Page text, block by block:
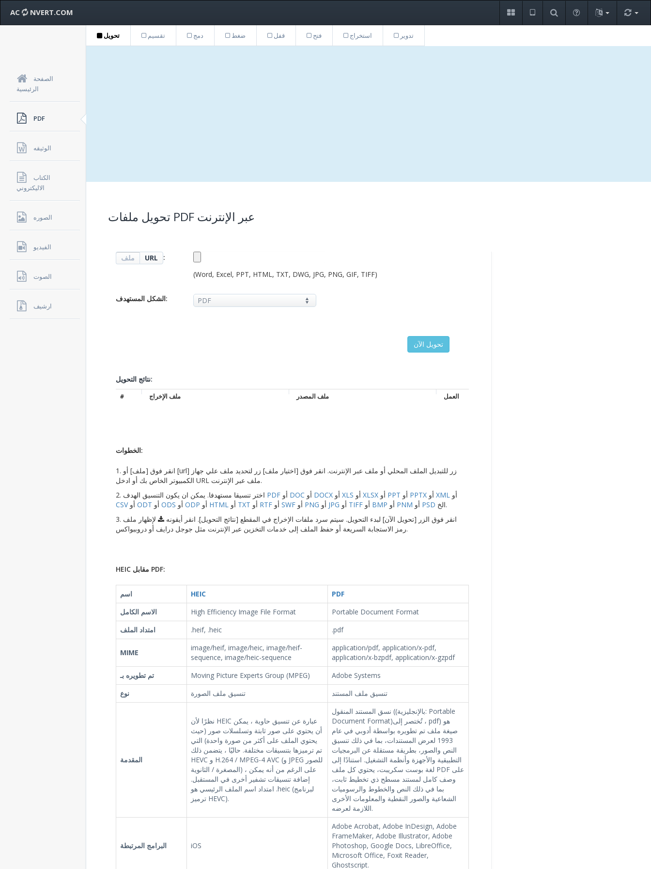
AC NVERT.COM
الصفحة
الرئيسية
PDF
الوثيقه
الكتاب
الاليكتروني
الصوره
الفيديو
الصوت
ارشيف
تحويل تقسيم دمج ضغط قفل فتح استخراج تدوير
تحويل ملفات PDF عبر الإنترنت
ملف URL
:
(Word, Excel, PPT, HTML, TXT, DWG, JPG, PNG, GIF, TIFF)
الشكل المستهدف:
نتائج التحويل:
# ملف الإخراج ملف المصدر العمل
الخطوات:
1. انقر فوق [ملف] أو [url] زر للتبديل الملف المحلي أو ملف عبر الإنترنت. انقر فوق [اختيار ملف] زر لتحديد ملف علي جهاز
الكمبيوتر الخاص بك أو ادخل URL ملف عبر الإنترنت.
PDF DOC DOCX XLS XLSX PPT PPTX XML أو
CSV
ODT ODS ODP HTML TXT RTF SWF PNG JPG TIFF BMP PNM PSD
الخ.
3. انقر فوق الزر [تحويل الآن] لبدء التحويل. سيتم سرد ملفات الإخراج في المقطع [نتائج التحويل]. انقر أيقونه
لإظهار ملف
رمز الاستجابة السريعة أو حفظ الملف إلى خدمات التخزين عبر الإنترنت مثل جوجل درايف أو دروببواكس.
HEIC مقابل PDF:
اسم HEIC
PDF
الاسم الكامل
High Efficiency Image File Format
Portable Document Format
امتداد الملف
.heif, .heic .pdf
MIME
image/heif, image/heic, image/heif-
sequence, image/heic-sequence
application/pdf, application/x-pdf,
application/x-bzpdf, application/x-gzpdf
تم تطويره بـ
Moving Picture Experts Group (MPEG)
Adobe Systems
نوع
تنسيق ملف الصورة تنسيق ملف المستند
المقدمة
نظرًا لأن HEIC عبارة عن تنسيق حاوية ، يمكن
أن يحتوي على صور ثابتة وتسلسلات صور (حيث
يحتوي الملف على أكثر من صورة واحدة) التي
تم ترميزها بتنسيقات مختلفة. حاليًا ، يتضمن ذلك
HEVC و H.264 / MPEG-4 AVC (و JPEG للصور
المصغرة / الثانوية) ، على الرغم من أنه يمكن
إضافة تنسيقات تشفير أخرى في المستقبل.
امتداد اسم الملف الرئيسي هو .heic (لبرنامج
ترميز HEVC).
نسق المستند المنقول ((بالإنجليزية: Portable
Document Format)‏، تُختصر إلى pdf) هو
صيغة ملف تم تطويره بواسطة أدوبي في عام
1993 لعرض المستندات، بما في ذلك تنسيق
النص والصور، بطريقة مستقلة عن البرمجيات
التطبيقية والأجهزة وأنظمة التشغيل. استنادًا إلى
لغة بوست سكريبت، يحتوي كل ملف PDF على
وصف كامل لمستند مسطح ذي تخطيط ثابت،
بما في ذلك النص والخطوط والرسوميات
الشعاعية والصور النقطية والمعلومات الأخرى
اللازمة لعرضه.
البرامج المرتبطة iOS
Adobe Acrobat, Adobe InDesign, Adobe
FrameMaker, Adobe Illustrator, Adobe
Photoshop, Google Docs, LibreOffice,
Microsoft Office, Foxit Reader,
Ghostscript.